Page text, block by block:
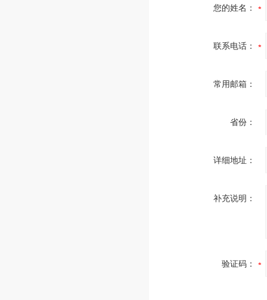
您的姓名：
联系电话：
常用邮箱：
省份：
详细地址：
补充说明：
验证码：